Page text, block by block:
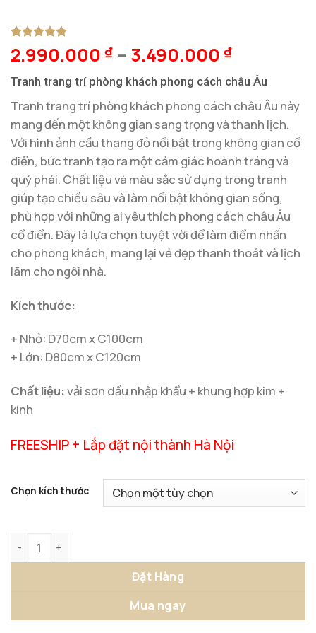
5trên 5
dựa trên
1
2.990.000 ₫ – 3.490.000 ₫
Tranh trang trí phòng khách phong cách châu Âu
Tranh trang trí phòng khách phong cách châu Âu này
mang đến một không gian sang trọng và thanh lịch.
Với hình ảnh cầu thang đỏ nổi bật trong không gian cổ
điển, bức tranh tạo ra một cảm giác hoành tráng và
quý phái. Chất liệu và màu sắc sử dụng trong tranh
giúp tạo chiều sâu và làm nổi bật không gian sống,
phù hợp với những ai yêu thích phong cách châu Âu
cổ điển. Đây là lựa chọn tuyệt vời để làm điểm nhấn
cho phòng khách, mang lại vẻ đẹp thanh thoát và lịch
lãm cho ngôi nhà.
Kích thước:
+ Nhỏ: D70cm x C100cm
+ Lớn: D80cm x C120cm
Chất liệu: vải sơn dầu nhập khẩu + khung hợp kim +
kính
FREESHIP + Lắp đặt nội thành Hà Nội
Chọn kích thước
Đặt Hàng
Mua ngay